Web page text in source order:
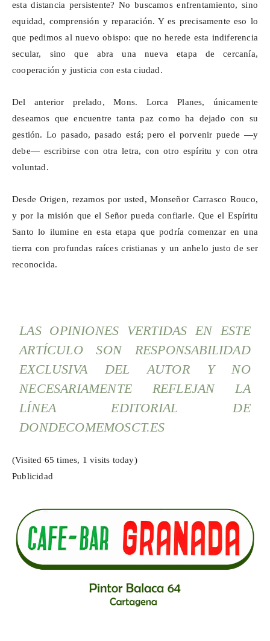
esta distancia persistente? No buscamos enfrentamiento, sino
equidad, comprensión y reparación. Y es precisamente eso lo
que pedimos al nuevo obispo: que no herede esta indiferencia
secular, sino que abra una nueva etapa de cercanía,
cooperación y justicia con esta ciudad.
Del anterior prelado, Mons. Lorca Planes, únicamente
deseamos que encuentre tanta paz como ha dejado con su
gestión. Lo pasado, pasado está; pero el porvenir puede —y
debe— escribirse con otra letra, con otro espíritu y con otra
voluntad.
Desde Origen, rezamos por usted, Monseñor Carrasco Rouco,
y por la misión que el Señor pueda confiarle. Que el Espíritu
Santo lo ilumine en esta etapa que podría comenzar en una
tierra con profundas raíces cristianas y un anhelo justo de ser
reconocida.
LAS OPINIONES VERTIDAS EN ESTE
ARTÍCULO SON RESPONSABILIDAD
EXCLUSIVA DEL AUTOR Y NO
NECESARIAMENTE REFLEJAN LA
LÍNEA EDITORIAL DE
DONDECOMEMOSCT.ES
(Visited 65 times, 1 visits today)
Publicidad